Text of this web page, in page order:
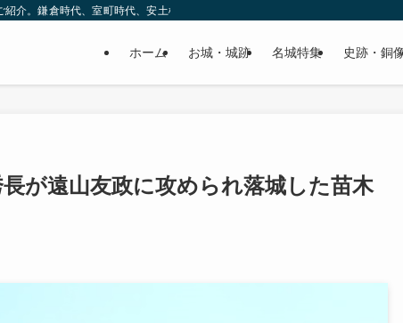
介。鎌倉時代、室町時代、安土桃山時代（戦国時代）、江戸時代と幅広くご紹
ホーム お城・城跡 名城特集 史跡・銅
が遠山友政に攻められ落城した苗木